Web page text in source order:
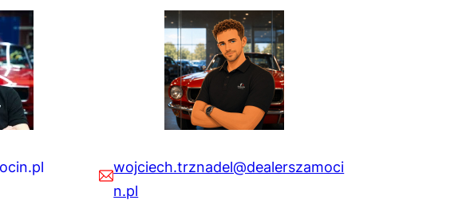
wojciech.trznadel@dealerszamoci
n.pl